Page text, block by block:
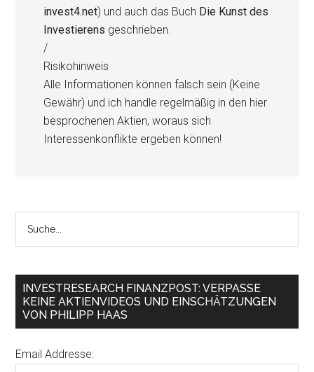
invest4.net) und auch das Buch Die Kunst des
Investierens geschrieben.
/
Risikohinweis
Alle Informationen können falsch sein (Keine
Gewähr) und ich handle regelmäßig in den hier
besprochenen Aktien, woraus sich
Interessenkonflikte ergeben können!
INVESTRESEARCH FINANZPOST: VERPASSE
KEINE AKTIENVIDEOS UND EINSCHÄTZUNGEN
VON PHILIPP HAAS
Email Addresse: